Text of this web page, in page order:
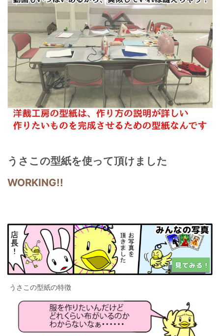
うさこの型紙を使って頂けました
WORKING!!
うさこの型紙の特徴